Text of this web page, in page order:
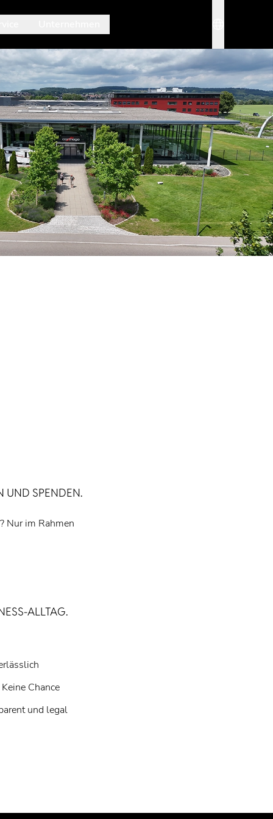
Mit Esc schließt du es wieder.
UND SPENDEN.
Nur im Rahmen
ALLTAG.
Chance
und legal